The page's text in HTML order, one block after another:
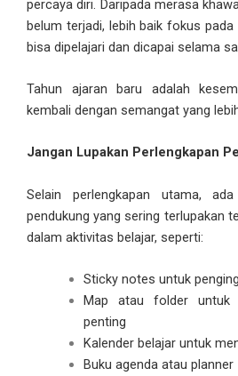
percaya diri. Daripada merasa
belum terjadi, lebih baik fokus
bisa dipelajari dan dicapai selama
Tahun ajaran baru adalah
kembali dengan semangat yang
Jangan Lupakan Perlengkapan
Selain perlengkapan utama,
pendukung yang sering terlupakan
dalam aktivitas belajar, seperti:
Sticky notes untuk
Map atau folder untuk
penting
Kalender belajar untuk
Buku agenda atau planner